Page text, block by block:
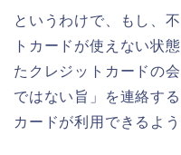
というわけで、もし、
トカードが使えない状
たクレジットカードの
ではない旨」を連絡す
カードが利用できるよ